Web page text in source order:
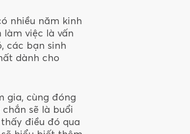
nhiều năm kinh
việc là vấn
các bạn sinh
dành cho
gia, cùng đóng
sẽ là buổi
điều đó qua